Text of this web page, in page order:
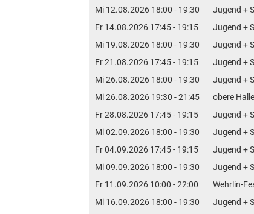
Mi 12.08.2026 18:00 - 19:30
Jugend +
Fr 14.08.2026 17:45 - 19:15
Jugend +
Mi 19.08.2026 18:00 - 19:30
Jugend +
Fr 21.08.2026 17:45 - 19:15
Jugend +
Mi 26.08.2026 18:00 - 19:30
Jugend +
Mi 26.08.2026 19:30 - 21:45
obere
Fr 28.08.2026 17:45 - 19:15
Jugend +
Mi 02.09.2026 18:00 - 19:30
Jugend +
Fr 04.09.2026 17:45 - 19:15
Jugend +
Mi 09.09.2026 18:00 - 19:30
Jugend +
Fr 11.09.2026 10:00 - 22:00
Wehrlin-
Mi 16.09.2026 18:00 - 19:30
Jugend +